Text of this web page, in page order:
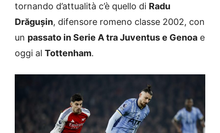
tornando d’attualità c’è quello di Radu
Drăgușin, difensore romeno classe 2002, con
un passato in Serie A tra Juventus e Genoa e
oggi al Tottenham.